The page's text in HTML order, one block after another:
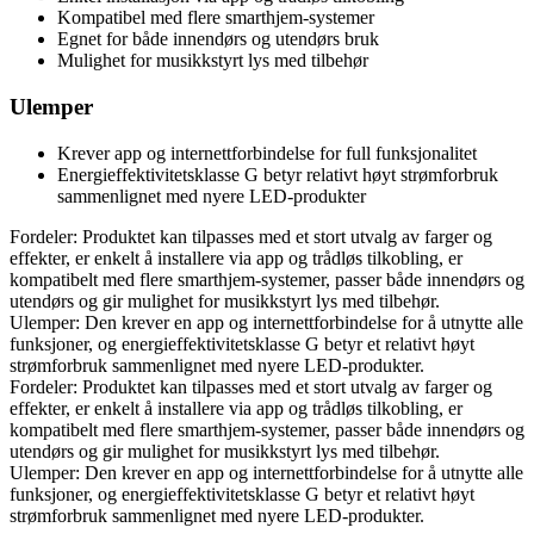
Kompatibel med flere smarthjem-systemer
Egnet for både innendørs og utendørs bruk
Mulighet for musikkstyrt lys med tilbehør
Ulemper
Krever app og internettforbindelse for full funksjonalitet
Energieffektivitetsklasse G betyr relativt høyt strømforbruk
sammenlignet med nyere LED-produkter
Fordeler: Produktet kan tilpasses med et stort utvalg av farger og
effekter, er enkelt å installere via app og trådløs tilkobling, er
kompatibelt med flere smarthjem-systemer, passer både innendørs og
utendørs og gir mulighet for musikkstyrt lys med tilbehør.
Ulemper: Den krever en app og internettforbindelse for å utnytte alle
funksjoner, og energieffektivitetsklasse G betyr et relativt høyt
strømforbruk sammenlignet med nyere LED-produkter.
Fordeler: Produktet kan tilpasses med et stort utvalg av farger og
effekter, er enkelt å installere via app og trådløs tilkobling, er
kompatibelt med flere smarthjem-systemer, passer både innendørs og
utendørs og gir mulighet for musikkstyrt lys med tilbehør.
Ulemper: Den krever en app og internettforbindelse for å utnytte alle
funksjoner, og energieffektivitetsklasse G betyr et relativt høyt
strømforbruk sammenlignet med nyere LED-produkter.